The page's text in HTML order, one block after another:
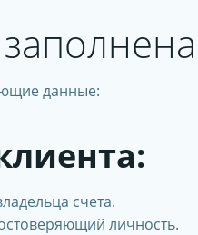
данные:
счета.
личность.